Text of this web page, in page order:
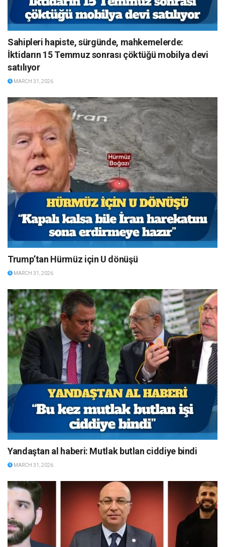
Sahipleri hapiste, sürgünde, mahkemelerde:
İktidarın 15 Temmuz sonrası çöktüğü mobilya devi
satılıyor
MARCH 31, 2026
Trump’tan Hürmüz için U dönüşü
MARCH 31, 2026
Yandaştan al haberi: Mutlak butlan ciddiye bindi
MARCH 31, 2026